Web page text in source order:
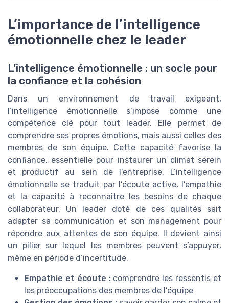
L’importance de l’intelligence
émotionnelle chez le leader
L’intelligence émotionnelle : un socle pour
la confiance et la cohésion
Dans un environnement de travail exigeant,
l’intelligence émotionnelle s’impose comme une
compétence clé pour tout leader. Elle permet de
comprendre ses propres émotions, mais aussi celles des
membres de son équipe. Cette capacité favorise la
confiance, essentielle pour instaurer un climat serein
et productif au sein de l’entreprise. L’intelligence
émotionnelle se traduit par l’écoute active, l’empathie
et la capacité à reconnaître les besoins de chaque
collaborateur. Un leader doté de ces qualités sait
adapter sa communication et son management pour
répondre aux attentes de son équipe. Il devient ainsi
un pilier sur lequel les membres peuvent s’appuyer,
même en période d’incertitude.
Empathie et écoute :comprendre les ressentis et
les préoccupations des membres de l’équipe